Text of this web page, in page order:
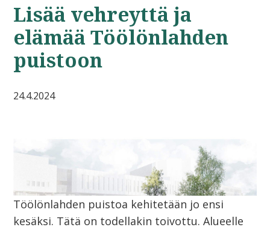
Lisää vehreyttä ja
elämää Töölönlahden
puistoon
24.4.2024
Töölönlahden puistoa kehitetään jo ensi
kesäksi. Tätä on todellakin toivottu. Alueelle